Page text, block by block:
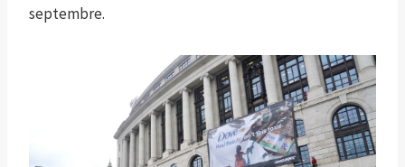
septembre.